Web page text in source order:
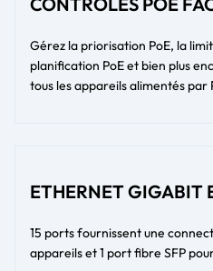
Gérez la priorisation PoE, la
planification PoE et bien plus
tous les appareils alimentés par
ETHERNET GIGABIT
15 ports fournissent une
appareils et 1 port fibre SFP